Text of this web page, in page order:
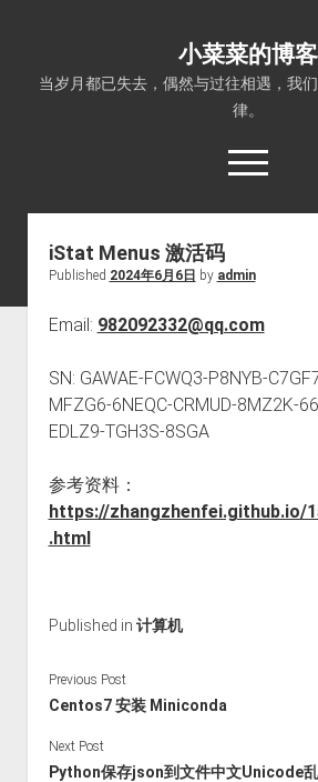
小菜菜的博客
当岁月都已失去，偶然与过往相遇，我
律。
open
menu
iStat Menus 激活码
Published 2024年6月6日 by admin
Email: 982092332@qq.com
SN: GAWAE-FCWQ3-P8NYB-
MFZG6-6NEQC-CRMUD-8MZ2K-
EDLZ9-TGH3S-8SGA
参考资料：
https://zhangzhenfei.github.io/
.html
Published in 计算机
Previous Post
Centos7 安装 Miniconda
Next Post
Python保存json到文件中文Unicode乱